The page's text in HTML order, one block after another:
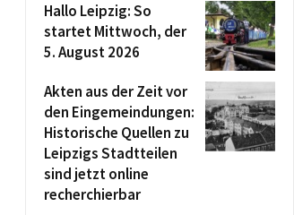
Hallo Leipzig: So
startet Mittwoch, der
5. August 2026
Akten aus der Zeit vor
den Eingemeindungen:
Historische Quellen zu
Leipzigs Stadtteilen
sind jetzt online
recherchierbar